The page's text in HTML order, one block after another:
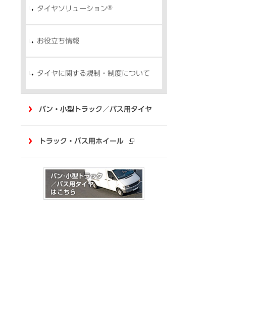
タイヤソリューション®
お役立ち情報
タイヤに関する規制・制度について
バン・小型トラック／バス用タイヤ
トラック・バス用ホイール